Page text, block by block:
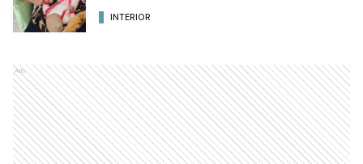
INTERIOR
Ads